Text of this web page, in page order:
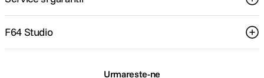
F64 Studio
Urmareste-ne